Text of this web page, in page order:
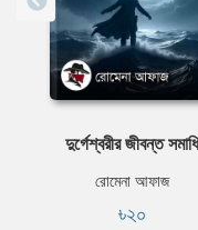
দুর্গেশ্বরীর জীবন্ত সমাধি
রোমেনা আফাজ
৳২০